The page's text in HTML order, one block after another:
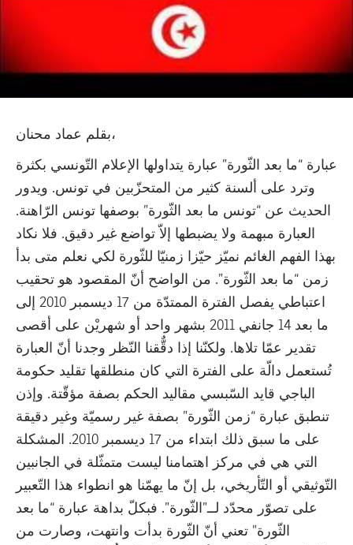
بقلم عماد محنان،
عبارة “ما بعد الثّورة” عبارة يتداولها الإعلام التّونسي بكثرة
وترد على ألسنة كثير من المتحزّبين في تونس. ويدور
الحديث عن “تونس ما بعد الثّورة” بوصفها تونس الرّاهنة.
العبارة مبهمة ولا يضبطها إلاّ تواضع غير دقيق. فلا نكاد
بهذا الفهم الغائم نميّز حيّزا زمنيّا للثّورة لكي نعلم متى بدأ
زمن “ما بعد الثّورة”. من الواضح أنّ المقصود هو تحقيب
اعتباطي يفصل الفترة الممتدّة من 17 ديسمبر 2010 إلى
ما بعد 14 جانفي 2011 بشهر واحد أو شهريْن على أقصى
تقدير عمّا تلاها. ولكنّنا إذا دقٌّقنا النّظر وجدنا أنّ العبارة
تُستعمل دالّة على الفترة التي كان منطلقها تقليد حكومة
الباجي قايد السّبسي مقاليد الحكم بصفة مؤقّتة. وإذن
تنطبق عبارة “زمن الثّورة” بصفة غير رسميّة وغير دقيقة
على ما سبق ذلك ابتداء من 17 ديسمبر 2010. المشكلة
التي هي في مركز اهتمامنا ليست متمثّلة في الجانبين
التّوثيقي أو التّأريخي، بل إنّ ما يهمّنا هو انطواء هذا التّعبير
على تصوّر محدّد لــ”الثّورة”. فبكلّ بداهة عبارة “ما بعد
الثّورة” تعني أنّ الثّورة بدأت وانتهت، وصارت من